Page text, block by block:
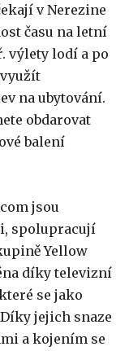
v Nerezine
času na letní
výlety lodí a po
využít
na ubytování.
obdarovat
balení
jsou
spolupracují
Yellow
díky televizní
se jako
jejich snaze
a kojením se